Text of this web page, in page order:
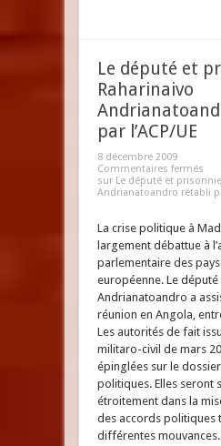
Le député et
Raharinaivo
par l’ACP/UE
8 décembre 2009
Commentaires fermés
sur Le député et
Andrianatoandro rétabli
La crise politique à
largement débattue à
parlementaire des pays
européenne. Le député
Andrianatoandro a
réunion en Angola,
Les autorités de fait
militaro-civil de mars
épinglées sur le
politiques. Elles seront
étroitement dans la
des accords politiques
différentes mouvances.